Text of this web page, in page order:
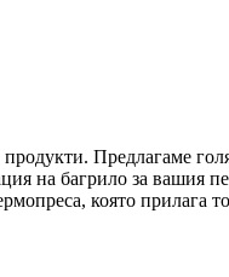
Предлагаме
на багрило за вашия
която